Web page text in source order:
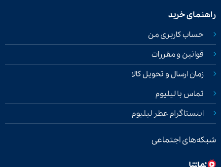
راهنمای خرید
حساب کاربری من
قوانین و مقررات
زمان ارسال و تحویل کالا
تماس با لیلیوم
اینستاگرام عطر لیلیوم
شبکه‌های اجتماعی